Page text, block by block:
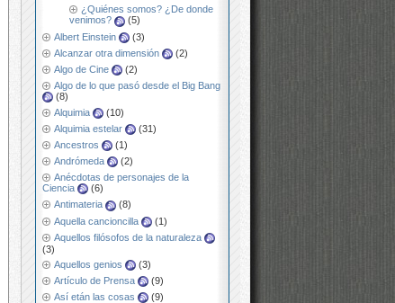
¿Quiénes somos? ¿De donde
venimos?
(5)
Albert Einstein
(3)
Alcanzar otra dimensión
(2)
Algo de Cine
(2)
Algo de lo que pasó desde el Big Bang
(8)
Alquimia
(10)
Alquimia estelar
(31)
Ancestros
(1)
Andrómeda
(2)
Anécdotas de personajes de la
Ciencia
(6)
Antimateria
(8)
Aquella cancioncilla
(1)
Aquellos filósofos de la naturaleza
(3)
Aquellos genios
(3)
Artículo de Prensa
(9)
Así etán las cosas
(9)